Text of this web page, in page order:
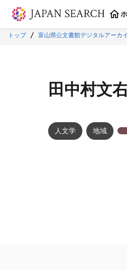
本文に飛ぶ
トップ 富山県公文書館デジタルアーカ
田中村文
人文学 地域